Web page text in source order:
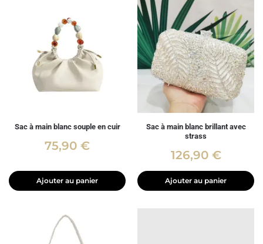
Sac à main blanc souple en cuir
75,90 €
Ajouter au panier
Sac à main blanc brillant avec
strass
126,90 €
Ajouter au panier